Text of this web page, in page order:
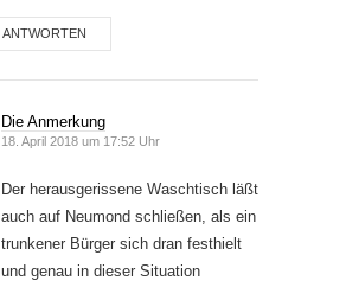
ANTWORTEN
Die Anmerkung
18. April 2018 um 17:52 Uhr
Der herausgerissene Waschtisch läßt
auch auf Neumond schließen, als ein
trunkener Bürger sich dran festhielt
und genau in dieser Situation